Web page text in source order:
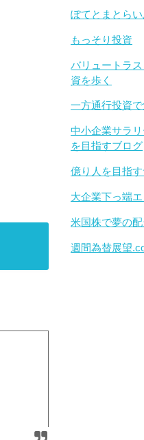
ぽてとまとらい
もっそり投資
バリュートラ
資を歩く
一方通行投資で
中小企業サラ
を目指すブログ
億り人を目指
大企業下っ端
米国株で夢の
週間為替展望